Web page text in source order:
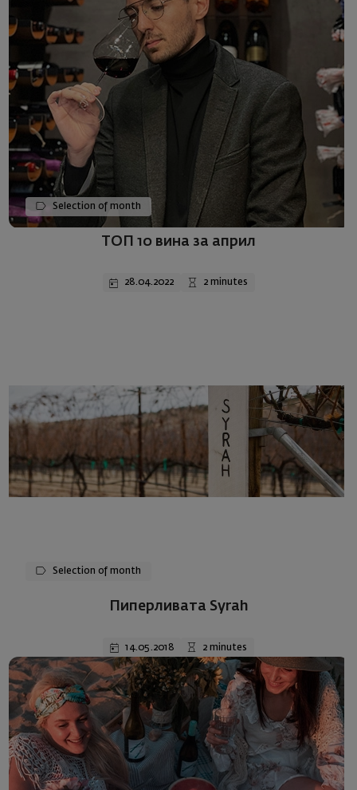
Selection of month
ТОП 10 вина за април
28.04.2022 2 minutes
Selection of month
Пиперливата Syrah
14.05.2018 2 minutes